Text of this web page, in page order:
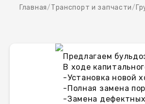
Главная/Транспорт и запчасти/
Предлагаем
В ходе
-Установка новой
-Полная замена
-Замена